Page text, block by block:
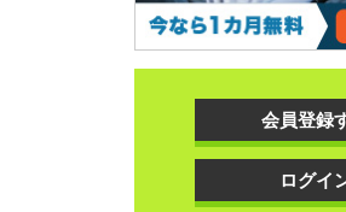
会員登録
ログイ